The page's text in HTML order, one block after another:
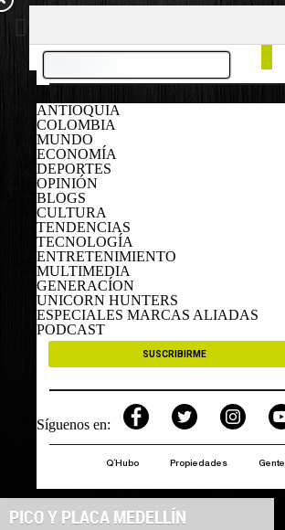
ANTIOQUIA
COLOMBIA
MUNDO
ECONOMÍA
DEPORTES
OPINIÓN
BLOGS
CULTURA
TENDENCIAS
TECNOLOGÍA
ENTRETENIMIENTO
MULTIMEDIA
GENERACÍON
UNICORN HUNTERS
ESPECIALES MARCAS ALIADAS
PODCAST
SUSCRIBIRME
Síguenos en:
Q´Hubo Propiedades Gente
PICO Y PLACA MEDELLÍN